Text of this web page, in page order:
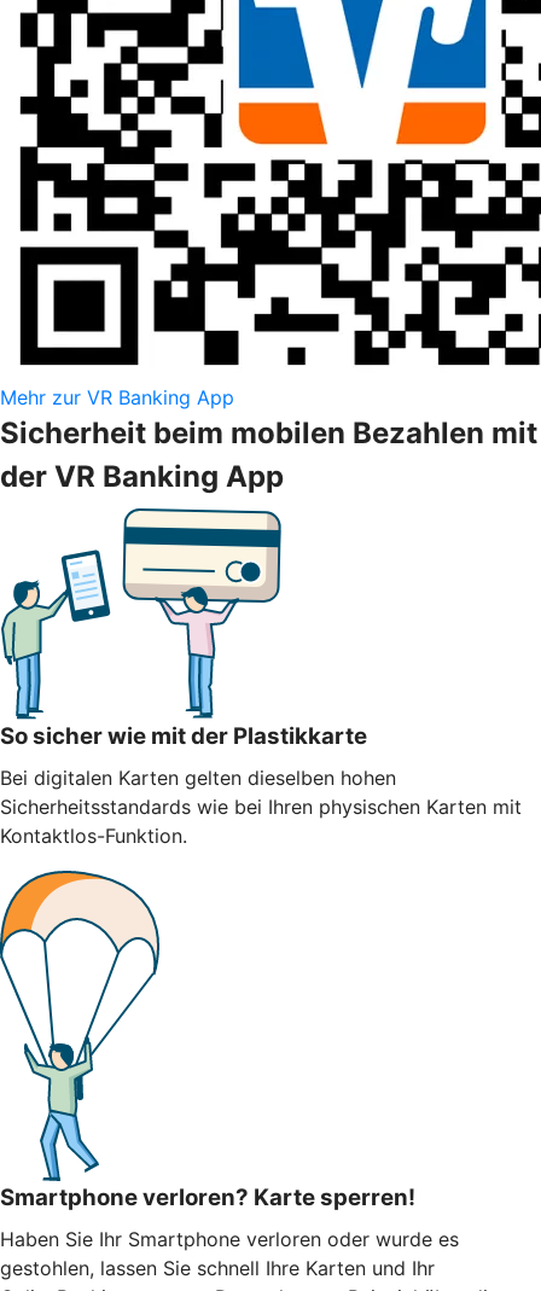
Mehr zur VR Banking App
Sicherheit beim mobilen Bezahlen mit
der VR Banking App
So sicher wie mit der Plastikkarte
Bei digitalen Karten gelten dieselben hohen
Sicherheitsstandards wie bei Ihren physischen Karten mit
Kontaktlos-Funktion.
Smartphone verloren? Karte sperren!
Haben Sie Ihr Smartphone verloren oder wurde es
gestohlen, lassen Sie schnell Ihre Karten und Ihr